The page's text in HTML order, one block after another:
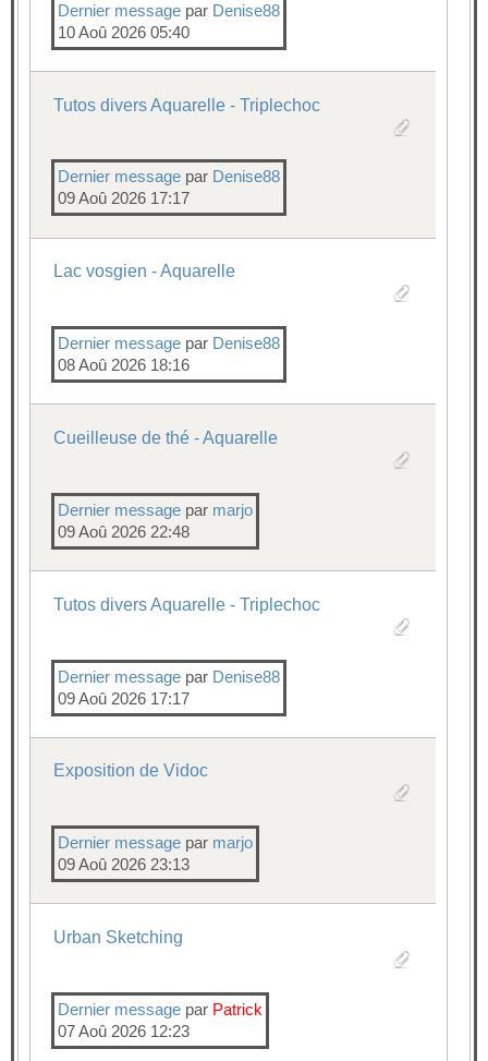
Dernier message par Denise88
10 Aoû 2026 05:40
Tutos divers Aquarelle - Triplechoc
Dernier message par Denise88
09 Aoû 2026 17:17
Lac vosgien - Aquarelle
Dernier message par Denise88
08 Aoû 2026 18:16
Cueilleuse de thé - Aquarelle
Dernier message par marjo
09 Aoû 2026 22:48
Tutos divers Aquarelle - Triplechoc
Dernier message par Denise88
09 Aoû 2026 17:17
Exposition de Vidoc
Dernier message par marjo
09 Aoû 2026 23:13
Urban Sketching
Dernier message par Patrick
07 Aoû 2026 12:23